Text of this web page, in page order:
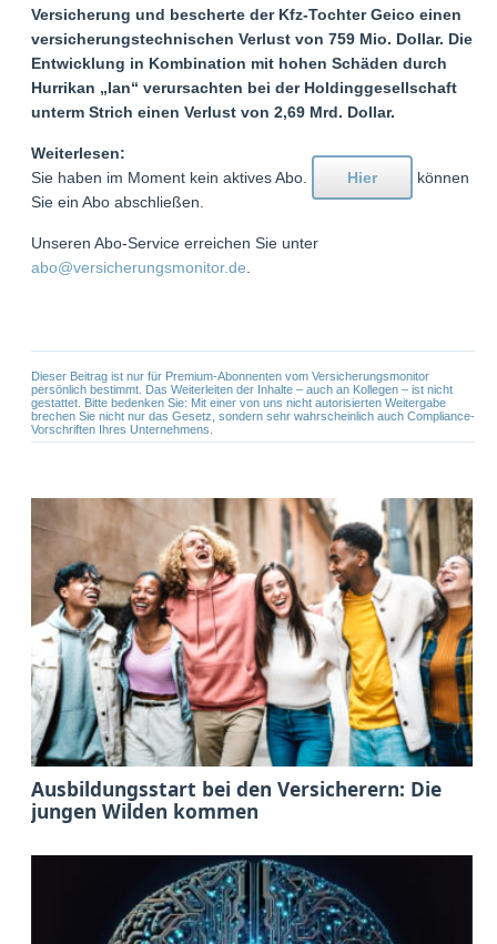
Versicherung und bescherte der Kfz-Tochter Geico einen
versicherungstechnischen Verlust von 759 Mio. Dollar. Die
Entwicklung in Kombination mit hohen Schäden durch
Hurrikan „Ian“ verursachten bei der Holdinggesellschaft
unterm Strich einen Verlust von 2,69 Mrd. Dollar.
Weiterlesen:
Sie haben im Moment kein aktives Abo.
Hier
können
Sie ein Abo abschließen.
Unseren Abo-Service erreichen Sie unter
abo@versicherungsmonitor.de
Dieser Beitrag ist nur für Premium-Abonnenten vom Versicherungsmonitor
persönlich bestimmt. Das Weiterleiten der Inhalte – auch an Kollegen – ist nicht
gestattet. Bitte bedenken Sie: Mit einer von uns nicht autorisierten Weitergabe
brechen Sie nicht nur das Gesetz, sondern sehr wahrscheinlich auch Compliance-
Vorschriften Ihres Unternehmens.
Ausbildungsstart bei den Versicherern: Die
jungen Wilden kommen